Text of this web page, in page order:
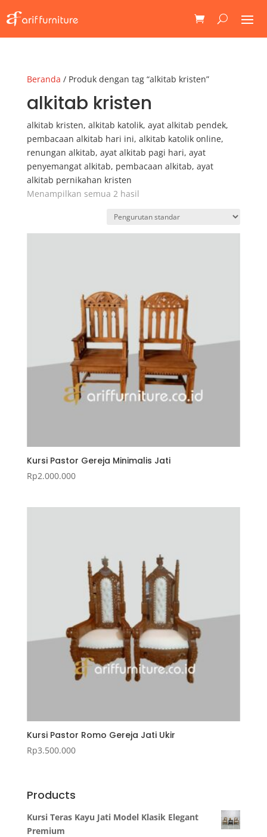
Beranda / Produk dengan tag “alkitab kristen”
alkitab kristen
alkitab kristen, alkitab katolik, ayat alkitab pendek,
pembacaan alkitab hari ini, alkitab katolik online,
renungan alkitab, ayat alkitab pagi hari, ayat
penyemangat alkitab, pembacaan alkitab, ayat
alkitab pernikahan kristen
Menampilkan semua 2 hasil
Kursi Pastor Gereja Minimalis Jati
Rp2.000.000
Kursi Pastor Romo Gereja Jati Ukir
Rp3.500.000
Products
Kursi Teras Kayu Jati Model Klasik Elegant
Premium